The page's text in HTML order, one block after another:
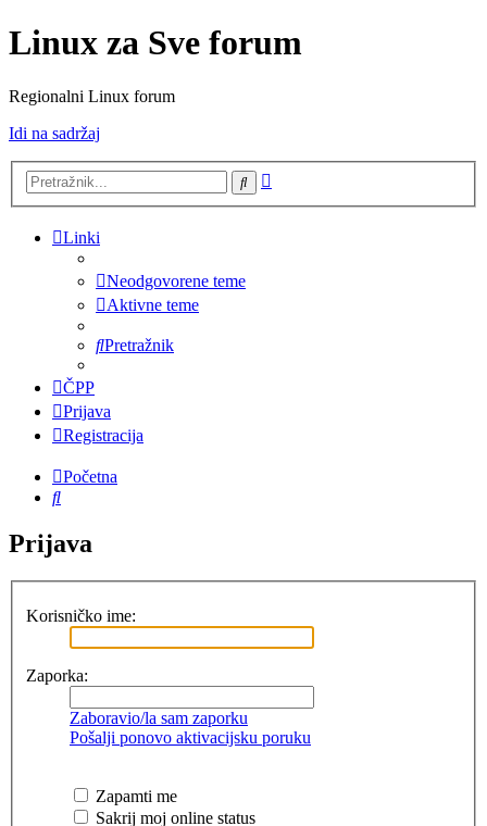
Linux za Sve forum
Regionalni Linux forum
Idi na sadržaj
Pretražnik
Linki
Neodgovorene teme
Aktivne teme
Pretražnik
ČPP
Prijava
Registracija
Početna
Pretražnik
Prijava
Korisničko ime:
Zaporka:
Zaboravio/la sam zaporku
Pošalji ponovo aktivacijsku poruku
Zapamti me
Sakrij moj online status